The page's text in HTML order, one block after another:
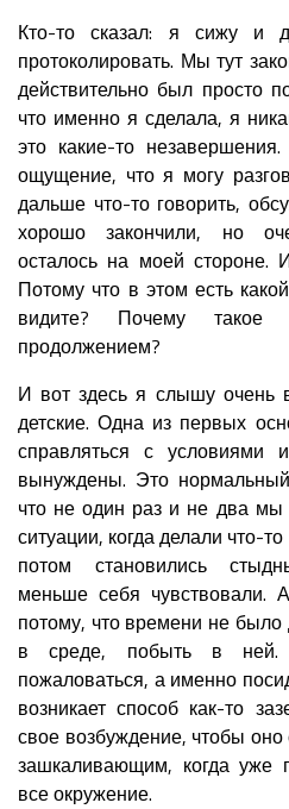
Кто-то сказал: я сижу и
протоколировать. Мы тут
действительно был просто
что именно я сделала, я
это какие-то
ощущение, что я могу
дальше что-то говорить,
хорошо закончили, но
осталось на моей стороне.
Потому что в этом есть
видите? Почему
продолжением?
И вот здесь я слышу очень
детские. Одна из первых
справляться с условиями
вынуждены. Это
что не один раз и не два мы
ситуации, когда делали что-
потом становились
меньше себя чувствовали.
потому, что времени не было
в среде, побыть в
пожаловаться, а именно
возникает способ как-то
свое возбуждение, чтобы
зашкаливающим, когда уже
все окружение.